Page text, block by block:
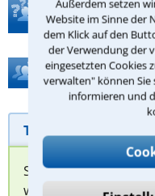
Außerdem setzen
Website im Sinne der
dem Klick auf den
der Verwendung der
eingesetzten Cookies
verwalten" können Sie
informieren und
Teste
Hilfe bei Ihrer
Telefonhilfe
Sie können hier
werden sich